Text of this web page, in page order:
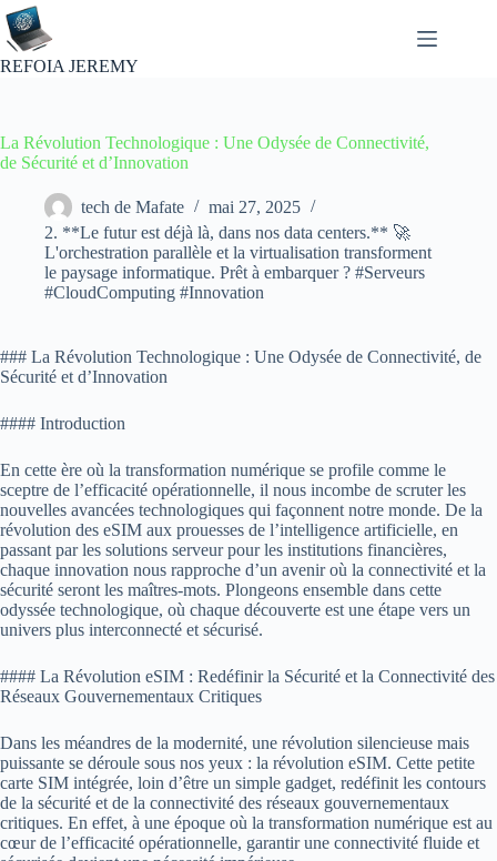
Passer
au
contenu
REFOIA JEREMY
La Révolution Technologique : Une Odysée de Connectivité,
de Sécurité et d’Innovation
tech de Mafate
mai 27, 2025
2. **Le futur est déjà là, dans nos data centers.** 🚀
L'orchestration parallèle et la virtualisation transforment
le paysage informatique. Prêt à embarquer ? #Serveurs
#CloudComputing #Innovation
### La Révolution Technologique : Une Odysée de Connectivité, de
Sécurité et d’Innovation
#### Introduction
En cette ère où la transformation numérique se profile comme le
sceptre de l’efficacité opérationnelle, il nous incombe de scruter les
nouvelles avancées technologiques qui façonnent notre monde. De la
révolution des eSIM aux prouesses de l’intelligence artificielle, en
passant par les solutions serveur pour les institutions financières,
chaque innovation nous rapproche d’un avenir où la connectivité et la
sécurité seront les maîtres-mots. Plongeons ensemble dans cette
odyssée technologique, où chaque découverte est une étape vers un
univers plus interconnecté et sécurisé.
#### La Révolution eSIM : Redéfinir la Sécurité et la Connectivité des
Réseaux Gouvernementaux Critiques
Dans les méandres de la modernité, une révolution silencieuse mais
puissante se déroule sous nos yeux : la révolution eSIM. Cette petite
carte SIM intégrée, loin d’être un simple gadget, redéfinit les contours
de la sécurité et de la connectivité des réseaux gouvernementaux
critiques. En effet, à une époque où la transformation numérique est au
cœur de l’efficacité opérationnelle, garantir une connectivité fluide et